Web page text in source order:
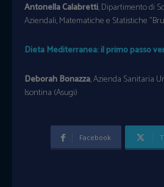
Antonella Calabretti, Dipartimento di
Aziendali, Matematiche e Statistiche
Dieta Mediterranea: il primo passo
Deborah Bonazza, Azienda Sanitaria
Isontina (Asugi)
Facebook